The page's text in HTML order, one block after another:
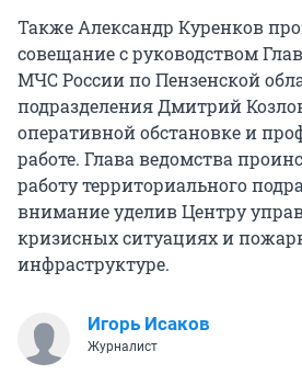
Также Александр Куренков
совещание с руководством
МЧС России по Пензенской
подразделения Дмитрий
оперативной обстановке и
работе. Глава ведомства
работу территориального
внимание уделив Центру
кризисных ситуациях и
инфраструктуре.
Игорь Исаков
Журналист